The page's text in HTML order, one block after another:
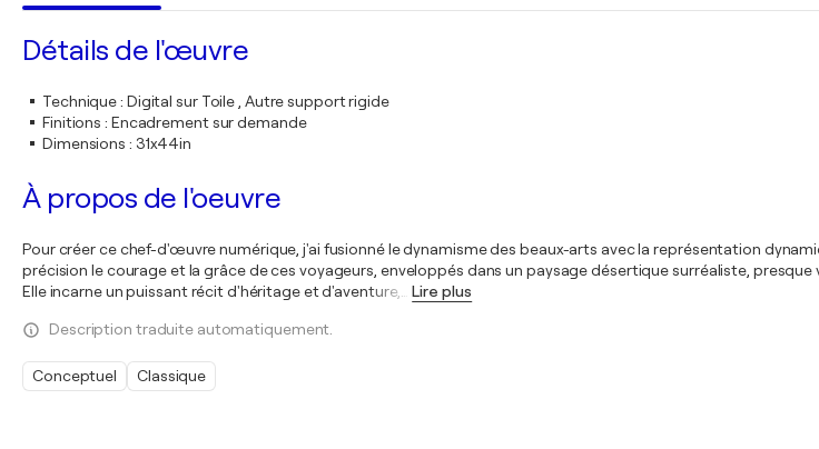
Détails de l'œuvre
Technique: Digital sur Toile , Autre support rigide
Finitions : Encadrement sur demande
Dimensions : 31x44in
À propos de l'oeuvre
Pour créer ce chef-d'œuvre numérique, j'ai fusionné le dynamisme des beaux-arts avec la représentation
précision le courage et la grâce de ces voyageurs, enveloppés dans un paysage désertique surréaliste,
Elle incarne un puissant récit d'héritage et d'aventure,
Lire plus
Description traduite automatiquement.
Conceptuel Classique